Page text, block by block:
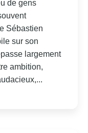
de gens
Sébastien
sur son
largement
ambition,